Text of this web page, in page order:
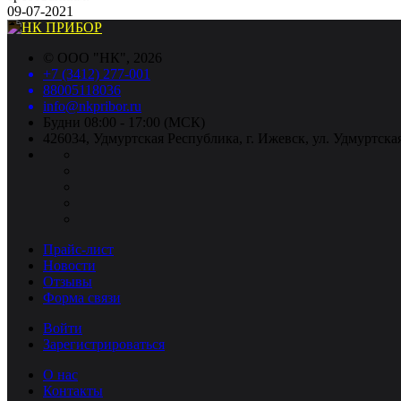
09-07-2021
© ООО "НК", 2026
+7 (3412) 277-001
88005118036
info@nkpribor.ru
Будни 08:00 - 17:00 (МСК)
426034, Удмуртская Республика, г. Ижевск, ул.
Прайс-лист
Новости
Отзывы
Форма связи
Войти
Зарегистрироваться
О нас
Контакты